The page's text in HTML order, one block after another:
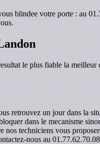
blindee votre porte : au
le plus fiable la
retrouvez un jour dans la
dans le mecanisme
nos techniciens vous
nous au01.77.62.70.08